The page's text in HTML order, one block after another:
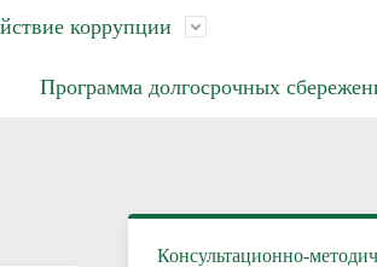
полезного отдыха
коррупции
Программа долгосрочных
Консультационно-